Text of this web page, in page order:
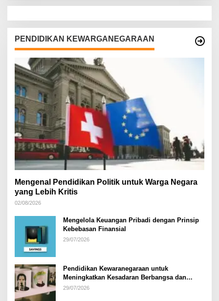
i
n
u
k
PENDIDIKAN KEWARGANEGARAAN
Mengenal Pendidikan Politik untuk Warga Negara
yang Lebih Kritis
02/08/2026
Mengelola Keuangan Pribadi dengan Prinsip
Kebebasan Finansial
29/07/2026
Pendidikan Kewaranegaraan untuk
Meningkatkan Kesadaran Berbangsa dan
Bernegara di…
29/07/2026